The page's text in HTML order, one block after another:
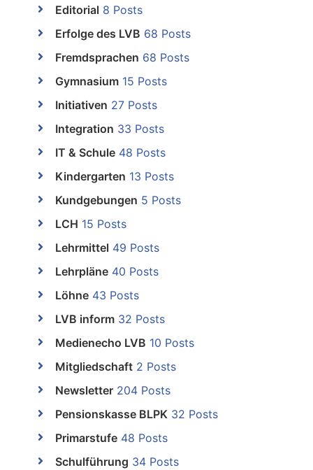
Editorial 8 Posts
Erfolge des LVB 68 Posts
Fremdsprachen 68 Posts
Gymnasium 15 Posts
Initiativen 27 Posts
Integration 33 Posts
IT & Schule 48 Posts
Kindergarten 13 Posts
Kundgebungen 5 Posts
LCH 15 Posts
Lehrmittel 49 Posts
Lehrpläne 40 Posts
Löhne 43 Posts
LVB inform 32 Posts
Medienecho LVB 10 Posts
Mitgliedschaft 2 Posts
Newsletter 204 Posts
Pensionskasse BLPK 32 Posts
Primarstufe 48 Posts
Schulführung 34 Posts